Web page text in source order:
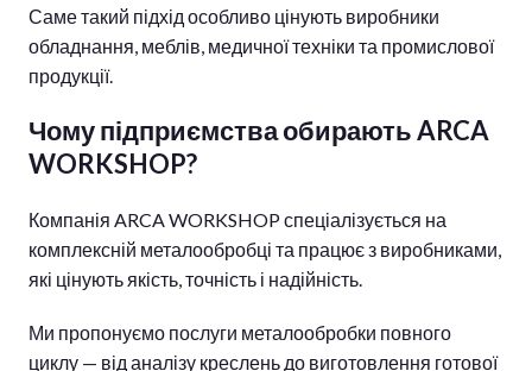
Саме такий підхід особливо цінують виробники
обладнання, меблів, медичної техніки та промислової
продукції.
Чому підприємства обирають ARCA
WORKSHOP?
Компанія ARCA WORKSHOP спеціалізується на
комплексній металообробці та працює з виробниками,
які цінують якість, точність і надійність.
Ми пропонуємо послуги металообробки повного
циклу — від аналізу креслень до виготовлення готової